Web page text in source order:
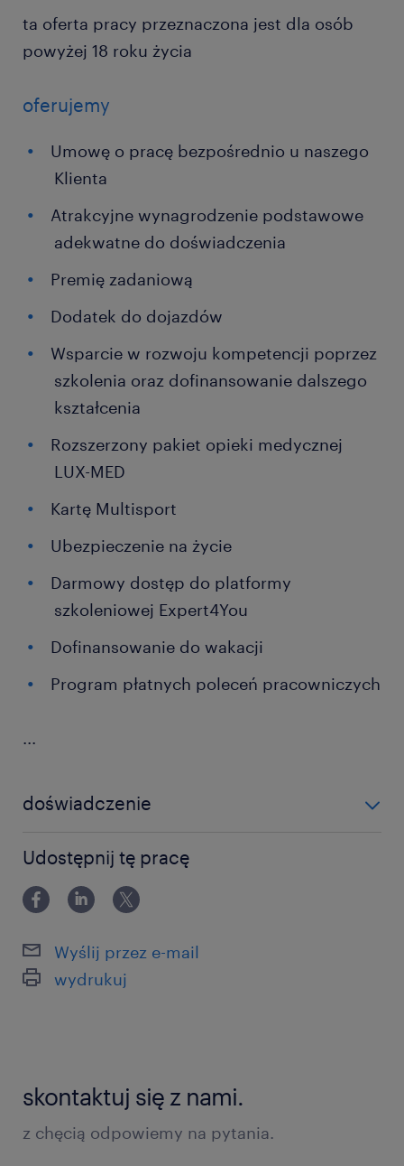
ta oferta pracy przeznaczona jest dla osób
powyżej 18 roku życia
oferujemy
Umowę o pracę bezpośrednio u naszego
Klienta
Atrakcyjne wynagrodzenie podstawowe
adekwatne do doświadczenia
Premię zadaniową
Dodatek do dojazdów
Wsparcie w rozwoju kompetencji poprzez
szkolenia oraz dofinansowanie dalszego
kształcenia
Rozszerzony pakiet opieki medycznej
LUX-MED
Kartę Multisport
Ubezpieczenie na życie
Darmowy dostęp do platformy
szkoleniowej Expert4You
Dofinansowanie do wakacji
Program płatnych poleceń pracowniczych
...
doświadczenie
Udostępnij tę pracę
Wyślij przez e-mail
wydrukuj
skontaktuj się z nami.
z chęcią odpowiemy na pytania.